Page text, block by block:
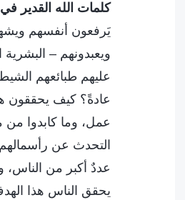
كلمات الله القدير في
يَرفعون أنفسهم
ويعبدونهم –
عليهم طبائعهم
عادةً؟ كيف يحققون
عمل، وما كابدوا من
التحدث عن
عددٌ أكبر من الناس،
يحقق الناس هذا